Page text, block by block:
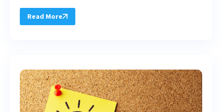
Read More